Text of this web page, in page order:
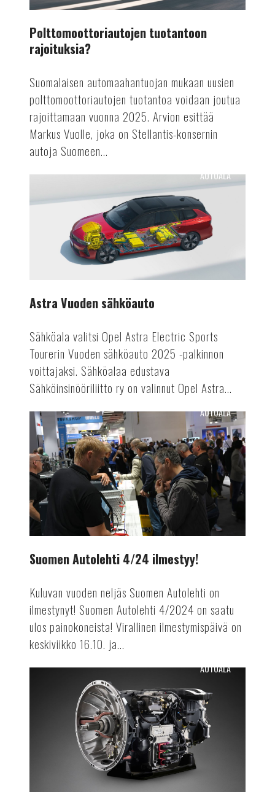
Polttomoottoriautojen tuotantoon
rajoituksia?
Suomalaisen automaahantuojan mukaan uusien
polttomoottoriautojen tuotantoa voidaan joutua
rajoittamaan vuonna 2025. Arvion esittää
Markus Vuolle, joka on Stellantis-konsernin
autoja Suomeen...
Vuoden
AUTOALA
Astra Vuoden sähköauto
Sähköala valitsi Opel Astra Electric Sports
Tourerin Vuoden sähköauto 2025 -palkinnon
voittajaksi. Sähköalaa edustava
Sähköinsinööriliitto ry on valinnut Opel Astra...
Suomen
Autolehti
4/24
ilmestyy!
AUTOALA
Suomen Autolehti 4/24 ilmestyy!
Kuluvan vuoden neljäs Suomen Autolehti on
ilmestynyt! Suomen Autolehti 4/2024 on saatu
ulos painokoneista! Virallinen ilmestymispäivä on
keskiviikko 16.10. ja...
autovalmistuksessa
AUTOALA